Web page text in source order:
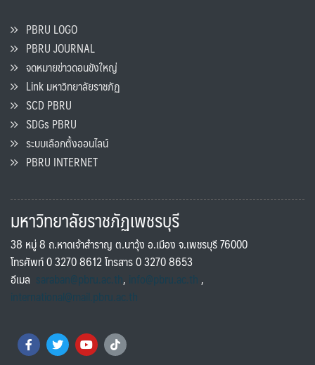
PBRU LOGO
PBRU JOURNAL
จดหมายข่าวดอนขังใหญ่
Link มหาวิทยาลัยราชภัฏ
SCD PBRU
SDGs PBRU
ระบบเลือกตั้งออนไลน์
PBRU INTERNET
มหาวิทยาลัยราชภัฏเพชรบุรี
38 หมู่ 8 ถ.หาดเจ้าสำราญ ต.นาวุ้ง อ.เมือง จ.เพชรบุรี 76000
โทรศัพท์ 0 3270 8612 โทรสาร 0 3270 8653
อีเมล saraban@pbru.ac.th, info@pbru.ac.th,
international@mail.pbru.ac.th